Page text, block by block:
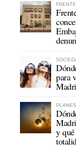
para
y